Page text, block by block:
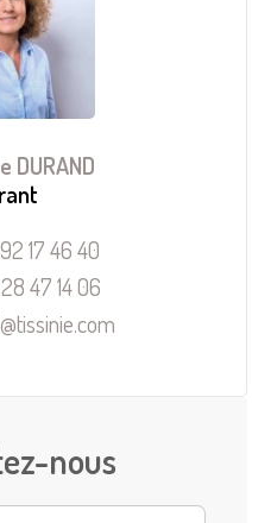
DURAND
17 46 40
47 14 06
nous